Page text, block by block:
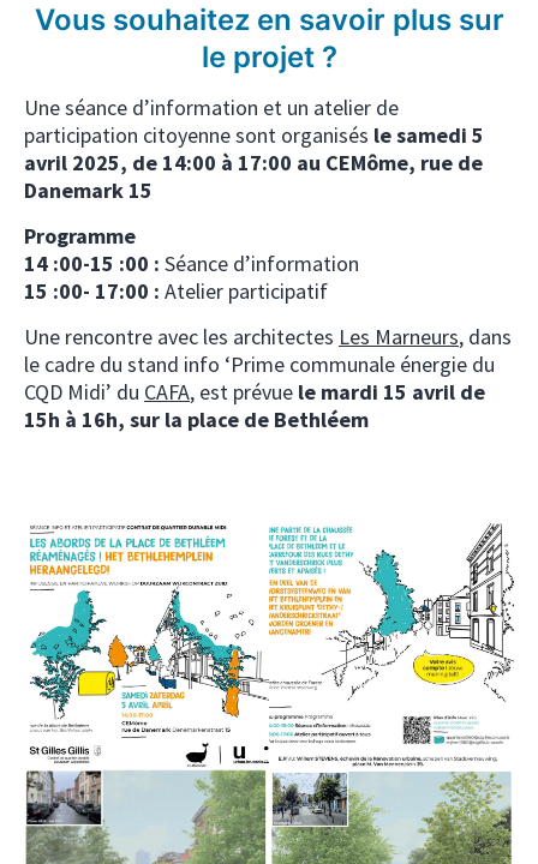
Vous souhaitez en savoir plus sur
le projet ?
Une séance d’information et un atelier de
participation citoyenne sont organisés le samedi 5
avril 2025, de 14:00 à 17:00 au CEMôme, rue de
Danemark 15
Programme
14 :00-15 :00 : Séance d’information
15 :00- 17:00 : Atelier participatif
Une rencontre avec les architectes Les Marneurs, dans
le cadre du stand info ‘Prime communale énergie du
CQD Midi’ du CAFA, est prévue le mardi 15 avril de
15h à 16h, sur la place de Bethléem